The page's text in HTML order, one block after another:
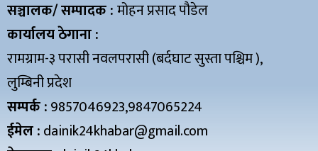
सञ्चालक/ सम्पादक :मोहन प्रसाद पौडेल
कार्यालय ठेगाना :
रामग्राम-३ परासी नवलपरासी (बर्दघाट सुस्ता पश्चिम ),
लुम्बिनी प्रदेश
सम्पर्क :9857046923,9847065224
ईमेल :dainik24khabar@gmail.com